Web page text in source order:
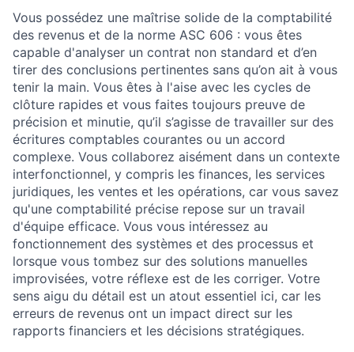
Vous possédez une maîtrise solide de la comptabilité
des revenus et de la norme ASC 606 : vous êtes
capable d'analyser un contrat non standard et d’en
tirer des conclusions pertinentes sans qu’on ait à vous
tenir la main. Vous êtes à l'aise avec les cycles de
clôture rapides et vous faites toujours preuve de
précision et minutie, qu’il s’agisse de travailler sur des
écritures comptables courantes ou un accord
complexe. Vous collaborez aisément dans un contexte
interfonctionnel, y compris les finances, les services
juridiques, les ventes et les opérations, car vous savez
qu'une comptabilité précise repose sur un travail
d'équipe efficace. Vous vous intéressez au
fonctionnement des systèmes et des processus et
lorsque vous tombez sur des solutions manuelles
improvisées, votre réflexe est de les corriger. Votre
sens aigu du détail est un atout essentiel ici, car les
erreurs de revenus ont un impact direct sur les
rapports financiers et les décisions stratégiques.